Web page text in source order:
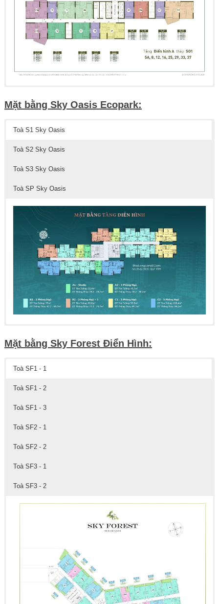
Mặt bằng Sky Oasis Ecopark:
Toà S1 Sky Oasis
Toà S2 Sky Oasis
Toà S3 Sky Oasis
Toà SP Sky Oasis
Mặt bằng Sky Forest Điển Hình:
Toà SF1 - 1
Toà SF1 - 2
Toà SF1 - 3
Toà SF2 - 1
Toà SF2 - 2
Toà SF3 - 1
Toà SF3 - 2